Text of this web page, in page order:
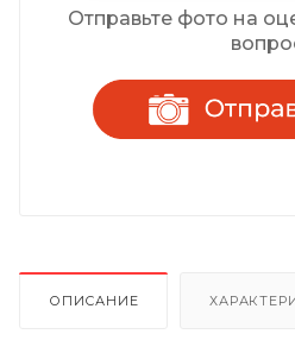
Отправьте фото на
ОПИСАНИЕ